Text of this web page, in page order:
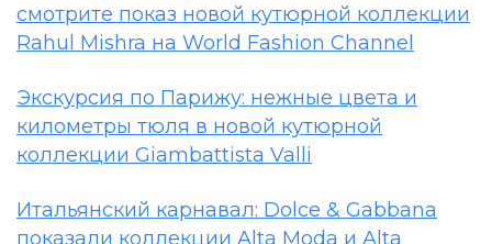
смотрите показ новой кутюрной коллекции
Rahul Mishra на World Fashion Channel
Экскурсия по Парижу: нежные цвета и
километры тюля в новой кутюрной
коллекции Giambattista Valli
Итальянский карнавал: Dolce & Gabbana
показали коллекции Alta Moda и Alta